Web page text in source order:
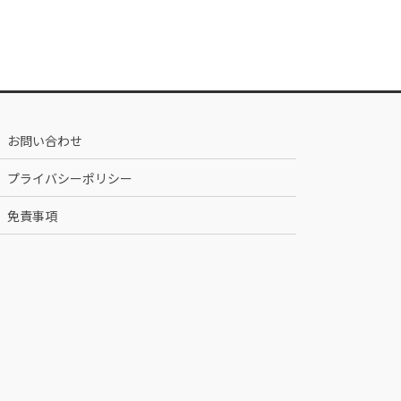
お問い合わせ
プライバシーポリシー
免責事項